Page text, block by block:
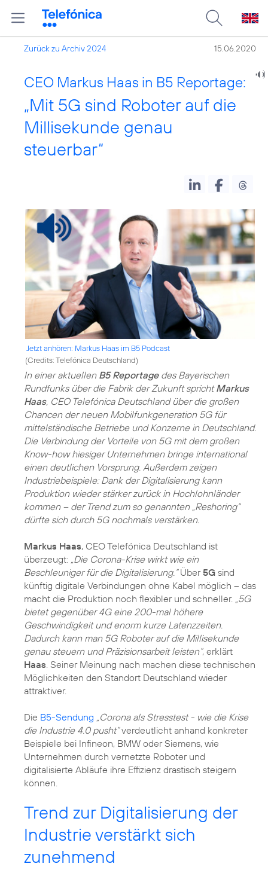
Zurück zu Archiv 2024 15.06.2020
CEO Markus Haas in B5 Reportage:
„Mit 5G sind Roboter auf die
Millisekunde genau
steuerbar“
Jetzt anhören: Markus Haas im B5 Podcast
(Credits: Telefónica Deutschland)
In einer aktuellen B5 Reportagedes Bayerischen
Rundfunks über die Fabrik der Zukunft sprichtMarkus
Haas, CEO Telefónica Deutschland über die großen
Chancen der neuen Mobilfunkgeneration 5G für
mittelständische Betriebe und Konzerne in Deutschland.
Die Verbindung der Vorteile von 5G mit dem großen
Know-how hiesiger Unternehmen bringe international
einen deutlichen Vorsprung. Außerdem zeigen
Industriebeispiele: Dank der Digitalisierung kann
Produktion wieder stärker zurück in Hochlohnländer
kommen – der Trend zum so genannten „Reshoring“
dürfte sich durch 5G nochmals verstärken.
Markus Haas, CEO Telefónica Deutschland ist
überzeugt: „Die Corona-Krise wirkt wie ein
Beschleuniger für die Digitalisierung.“Über5G sind
künftig digitale Verbindungen ohne Kabel möglich – das
macht die Produktion noch flexibler und schneller. „5G
bietet gegenüber 4G eine 200-mal höhere
Geschwindigkeit und enorm kurze Latenzzeiten.
Dadurch kann man 5G Roboter auf die Millisekunde
genau steuern und Präzisionsarbeit leisten“, erklärt
Haas . Seiner Meinung nach machen diese technischen
Möglichkeiten den Standort Deutschland wieder
attraktiver.
Die B5-Sendung „Corona als Stresstest - wie die Krise
die Industrie 4.0 pusht“verdeutlicht anhand konkreter
Beispiele bei Infineon, BMW oder Siemens, wie
Unternehmen durch vernetzte Roboter und
digitalisierte Abläufe ihre Effizienz drastisch steigern
Trend zur Digitalisierung der
Industrie verstärkt sich
zunehmend